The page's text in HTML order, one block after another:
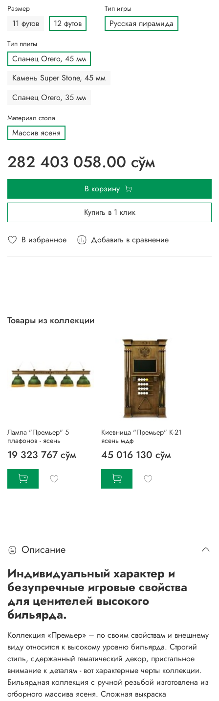
В избранное Добавить в сравнение
Размер
11 футов 12 футов
Тип игры
Русская пирамида
Тип плиты
Сланец Orero, 45 мм
Камень Super Stone, 45 мм
Сланец Orero, 35 мм
Материал стола
Массив ясеня
282 403 058.00 сўм
В корзину
Купить в 1 клик
Товары из коллекции
Лампа "Премьер" 5
плафонов - ясень
19 323 767 сўм
Киевница "Премьер" К-21
ясень мдф
45 016 130 сўм
Описание
Индивидуальный характер и
безупречные игровые свойства
для ценителей высокого
бильярда.
Коллекция «Премьер» – по своим свойствам и внешнему
виду относится к высокому уровню бильярда. Строгий
стиль, сдержанный тематический декор, пристальное
внимание к деталям - вот характерные черты коллекции.
Бильярдная коллекция с ручной резьбой изготовлена из
отборного массива ясеня. Сложная выкраска